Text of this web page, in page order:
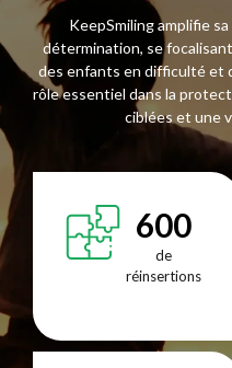
KeepSmiling amplifie
détermination, se
des enfants en difficulté et
rôle essentiel dans la
ciblées et une
600
de
réinsertions